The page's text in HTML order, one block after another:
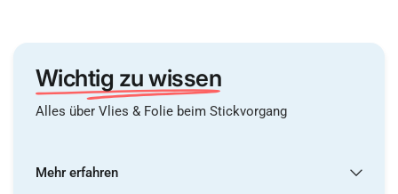
Wichtig zu wissen
Alles über Vlies & Folie beim Stickvorgang
Mehr erfahren